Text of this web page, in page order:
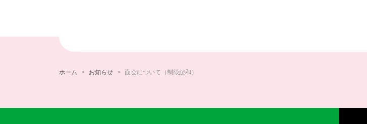
ホーム お知らせ 面会について（制限緩和）